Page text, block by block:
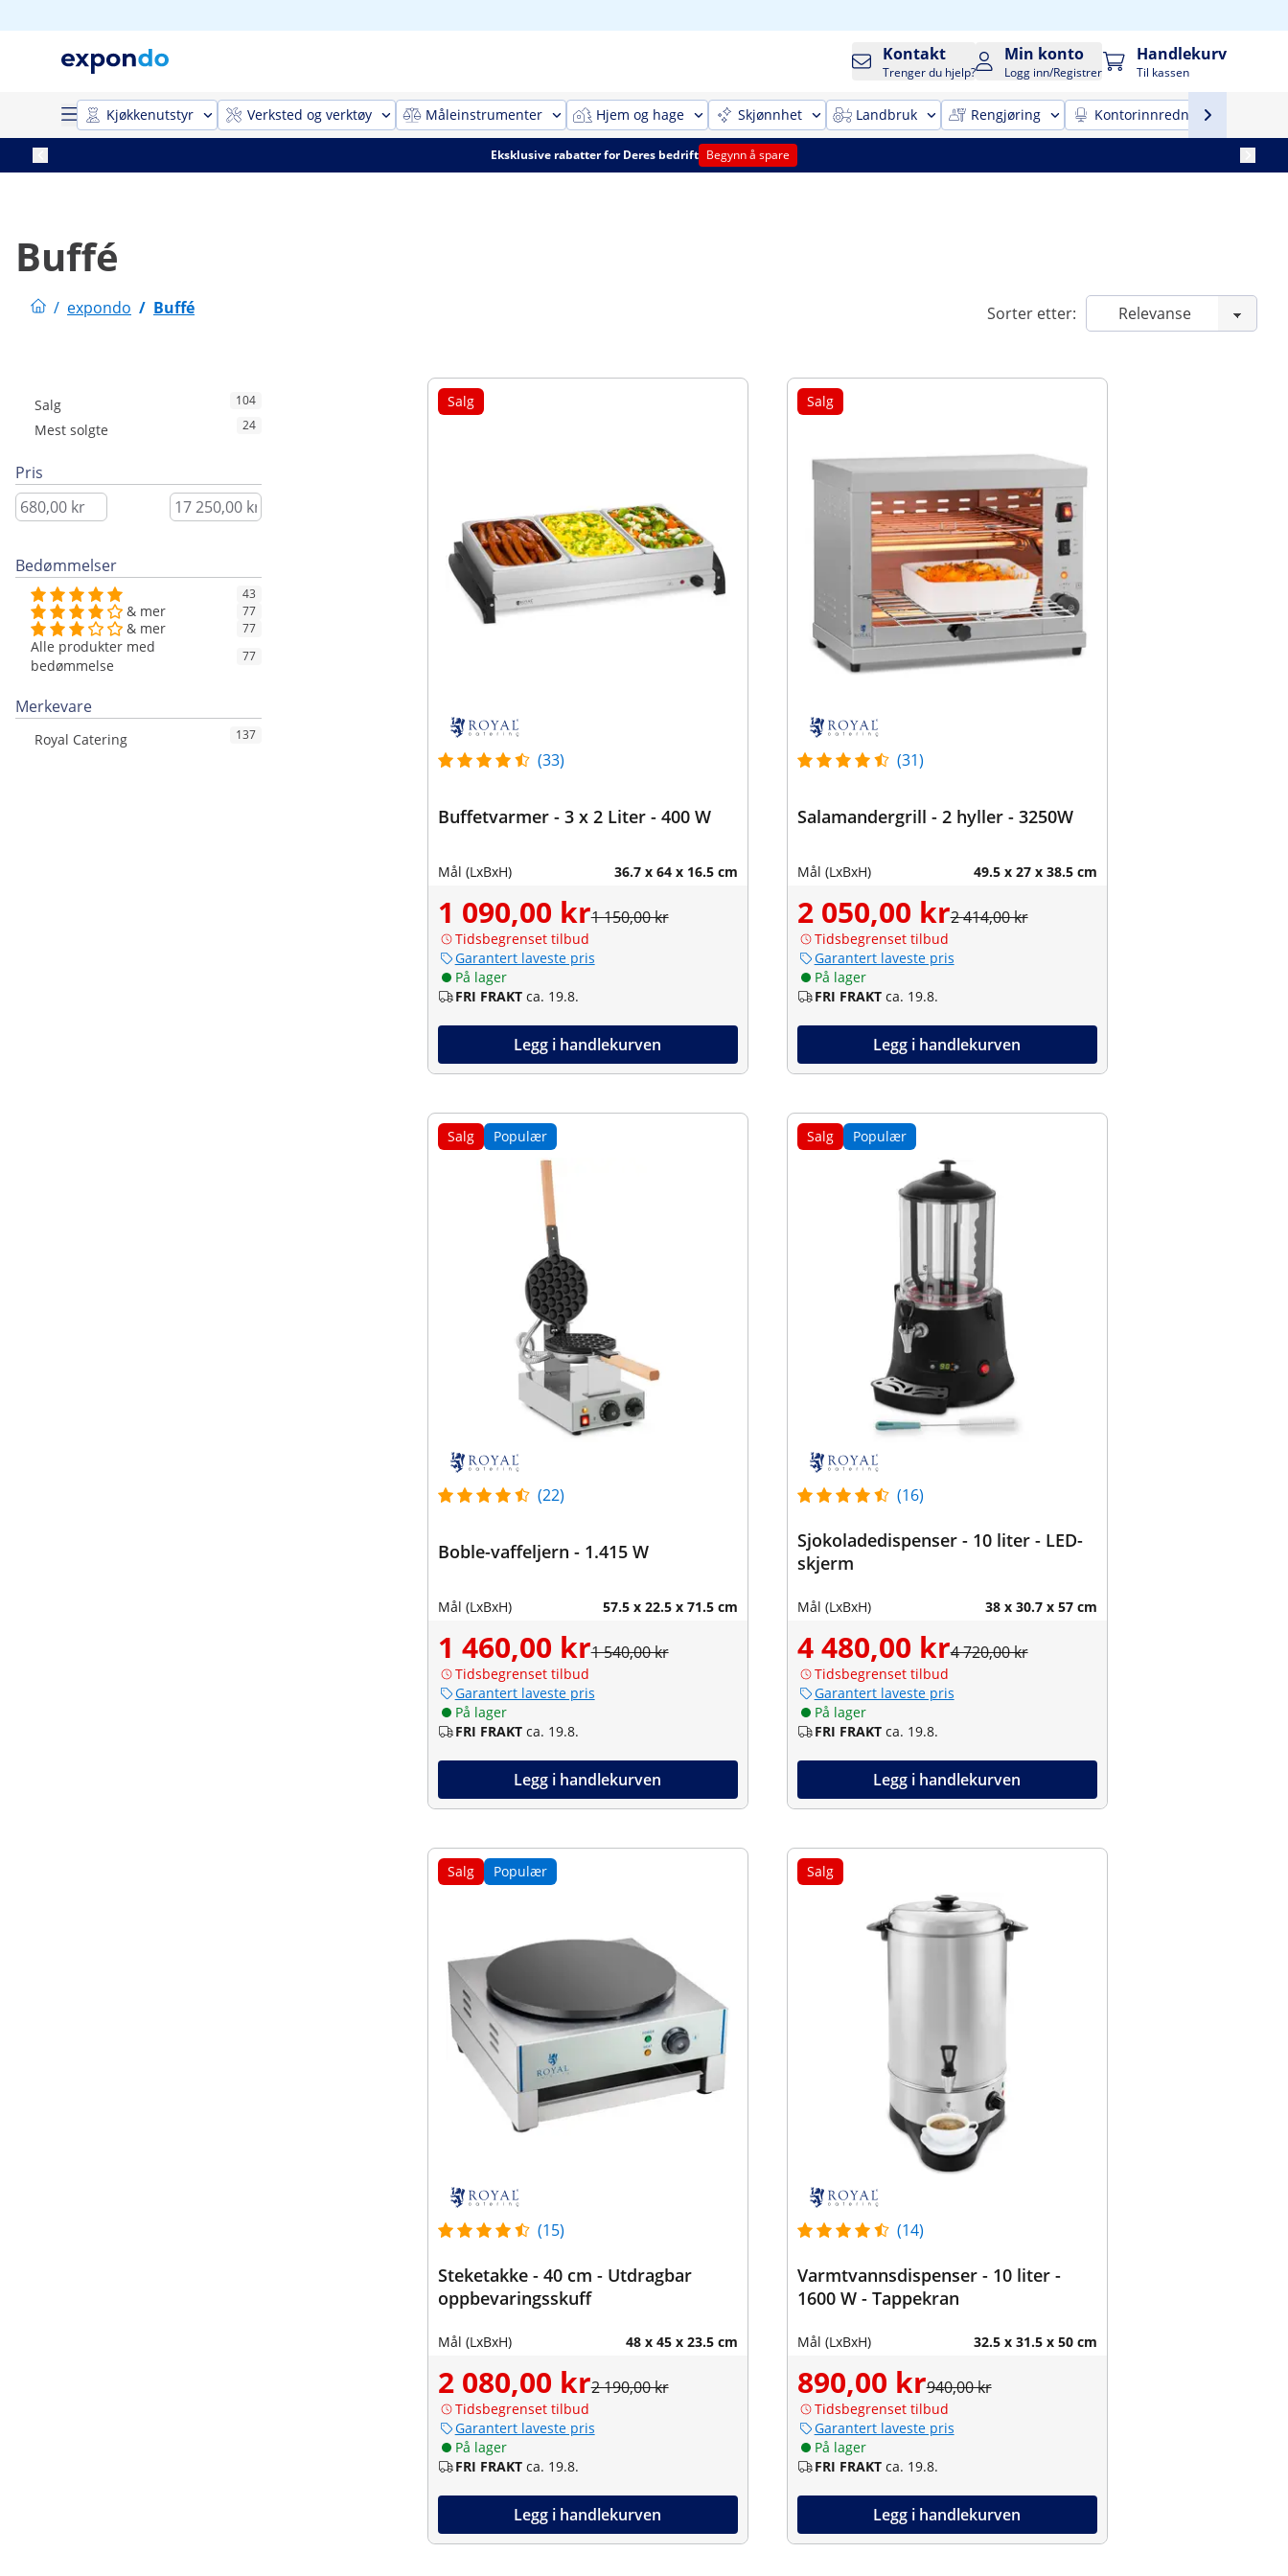
Kontakt
Trenger du hjelp?
Min konto
Logg inn/Registrer
Handlekurv
Til kassen
Kjøkkenutstyr Verksted og verktøy Måleinstrumenter Hjem og hage Skjønnhet Landbruk Rengjøring Kontorinnredning
Eksklusive rabatter for Deres bedrift Begynn å spare
Buffé
/ expondo / Buffé Sorter etter:
Salg 104
Mest solgte 24
Pris
Bedømmelser
43
& mer 77
& mer 77
Alle produkter med
bedømmelse
77
Merkevare
Royal Catering 137
Salg
(33)
Buffetvarmer - 3 x 2 Liter - 400 W
Mål (LxBxH) 36.7 x 64 x 16.5 cm
1 090,00 kr1 150,00 kr
Tidsbegrenset tilbud
Garantert laveste pris
På lager
FRI FRAKT ca. 19.8.
Legg i handlekurven
Salg
(31)
Salamandergrill - 2 hyller - 3250W
Mål (LxBxH) 49.5 x 27 x 38.5 cm
2 050,00 kr2 414,00 kr
Tidsbegrenset tilbud
Garantert laveste pris
På lager
FRI FRAKT ca. 19.8.
Legg i handlekurven
Salg Populær
(22)
Boble-vaffeljern - 1.415 W
Mål (LxBxH) 57.5 x 22.5 x 71.5 cm
1 460,00 kr1 540,00 kr
Tidsbegrenset tilbud
Garantert laveste pris
På lager
FRI FRAKT ca. 19.8.
Legg i handlekurven
Salg Populær
(16)
Sjokoladedispenser - 10 liter - LED-
skjerm
Mål (LxBxH) 38 x 30.7 x 57 cm
4 480,00 kr4 720,00 kr
Tidsbegrenset tilbud
Garantert laveste pris
På lager
FRI FRAKT ca. 19.8.
Legg i handlekurven
Salg Populær
(15)
Steketakke - 40 cm - Utdragbar
oppbevaringsskuff
Mål (LxBxH) 48 x 45 x 23.5 cm
2 080,00 kr2 190,00 kr
Tidsbegrenset tilbud
Garantert laveste pris
På lager
FRI FRAKT ca. 19.8.
Legg i handlekurven
Salg
(14)
Varmtvannsdispenser - 10 liter -
1600 W - Tappekran
Mål (LxBxH) 32.5 x 31.5 x 50 cm
890,00 kr940,00 kr
Tidsbegrenset tilbud
Garantert laveste pris
På lager
FRI FRAKT ca. 19.8.
Legg i handlekurven